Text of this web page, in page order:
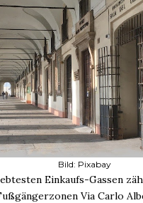
Bild: Pixabay
Einkaufs-Gassen
Via Carlo